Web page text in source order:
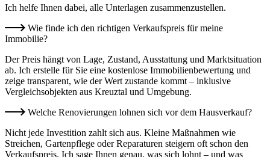
Ich helfe Ihnen dabei, alle Unterlagen zusammenzustellen.
Wie finde ich den richtigen Verkaufspreis für meine
Immobilie?
Der Preis hängt von Lage, Zustand, Ausstattung und Marktsituation
ab. Ich erstelle für Sie eine kostenlose Immobilienbewertung und
zeige transparent, wie der Wert zustande kommt – inklusive
Vergleichsobjekten aus Kreuztal und Umgebung.
Welche Renovierungen lohnen sich vor dem Hausverkauf?
Nicht jede Investition zahlt sich aus. Kleine Maßnahmen wie
Streichen, Gartenpflege oder Reparaturen steigern oft schon den
Verkaufspreis. Ich sage Ihnen genau, was sich lohnt – und was